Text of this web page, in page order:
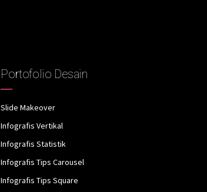
Portofolio Desain
Slide Makeover
Infografis Vertikal
Infografis Statistik
Infografis Tips Carousel
Infografis Tips Square